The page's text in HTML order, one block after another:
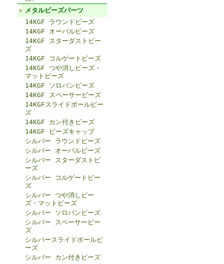
メタルビーズパーツ
14KGF ラウンドビーズ
14KGF オーバルビーズ
14KGF スターダストビー
ズ
14KGF コルゲートビーズ
14KGF つや消しビーズ・
マットビーズ
14KGF ソロバンビーズ
14KGF スペーサービーズ
14KGFスライドボールビー
ズ
14KGF カン付きビーズ
14KGF ビーズキャップ
シルバー ラウンドビーズ
シルバー オーバルビーズ
シルバー スターダストビ
ーズ
シルバー コルゲートビー
ズ
シルバー つや消しビー
ズ・マットビーズ
シルバー ソロバンビーズ
シルバー スペーサービー
ズ
シルバースライドボールビ
ーズ
シルバー カン付きビーズ